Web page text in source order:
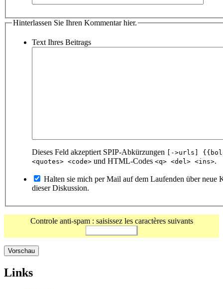
Hinterlassen Sie Ihren Kommentar hier.
Text Ihres Beitrags
Dieses Feld akzeptiert SPIP-Abkürzungen
[->urls]
<quotes> <code> und HTML-Codes <q> <del> <ins>.
Halten sie mich per Mail auf dem Laufenden über neue
dieser Diskussion.
Controle anti-spam : saisissez les caractères suivants
Links